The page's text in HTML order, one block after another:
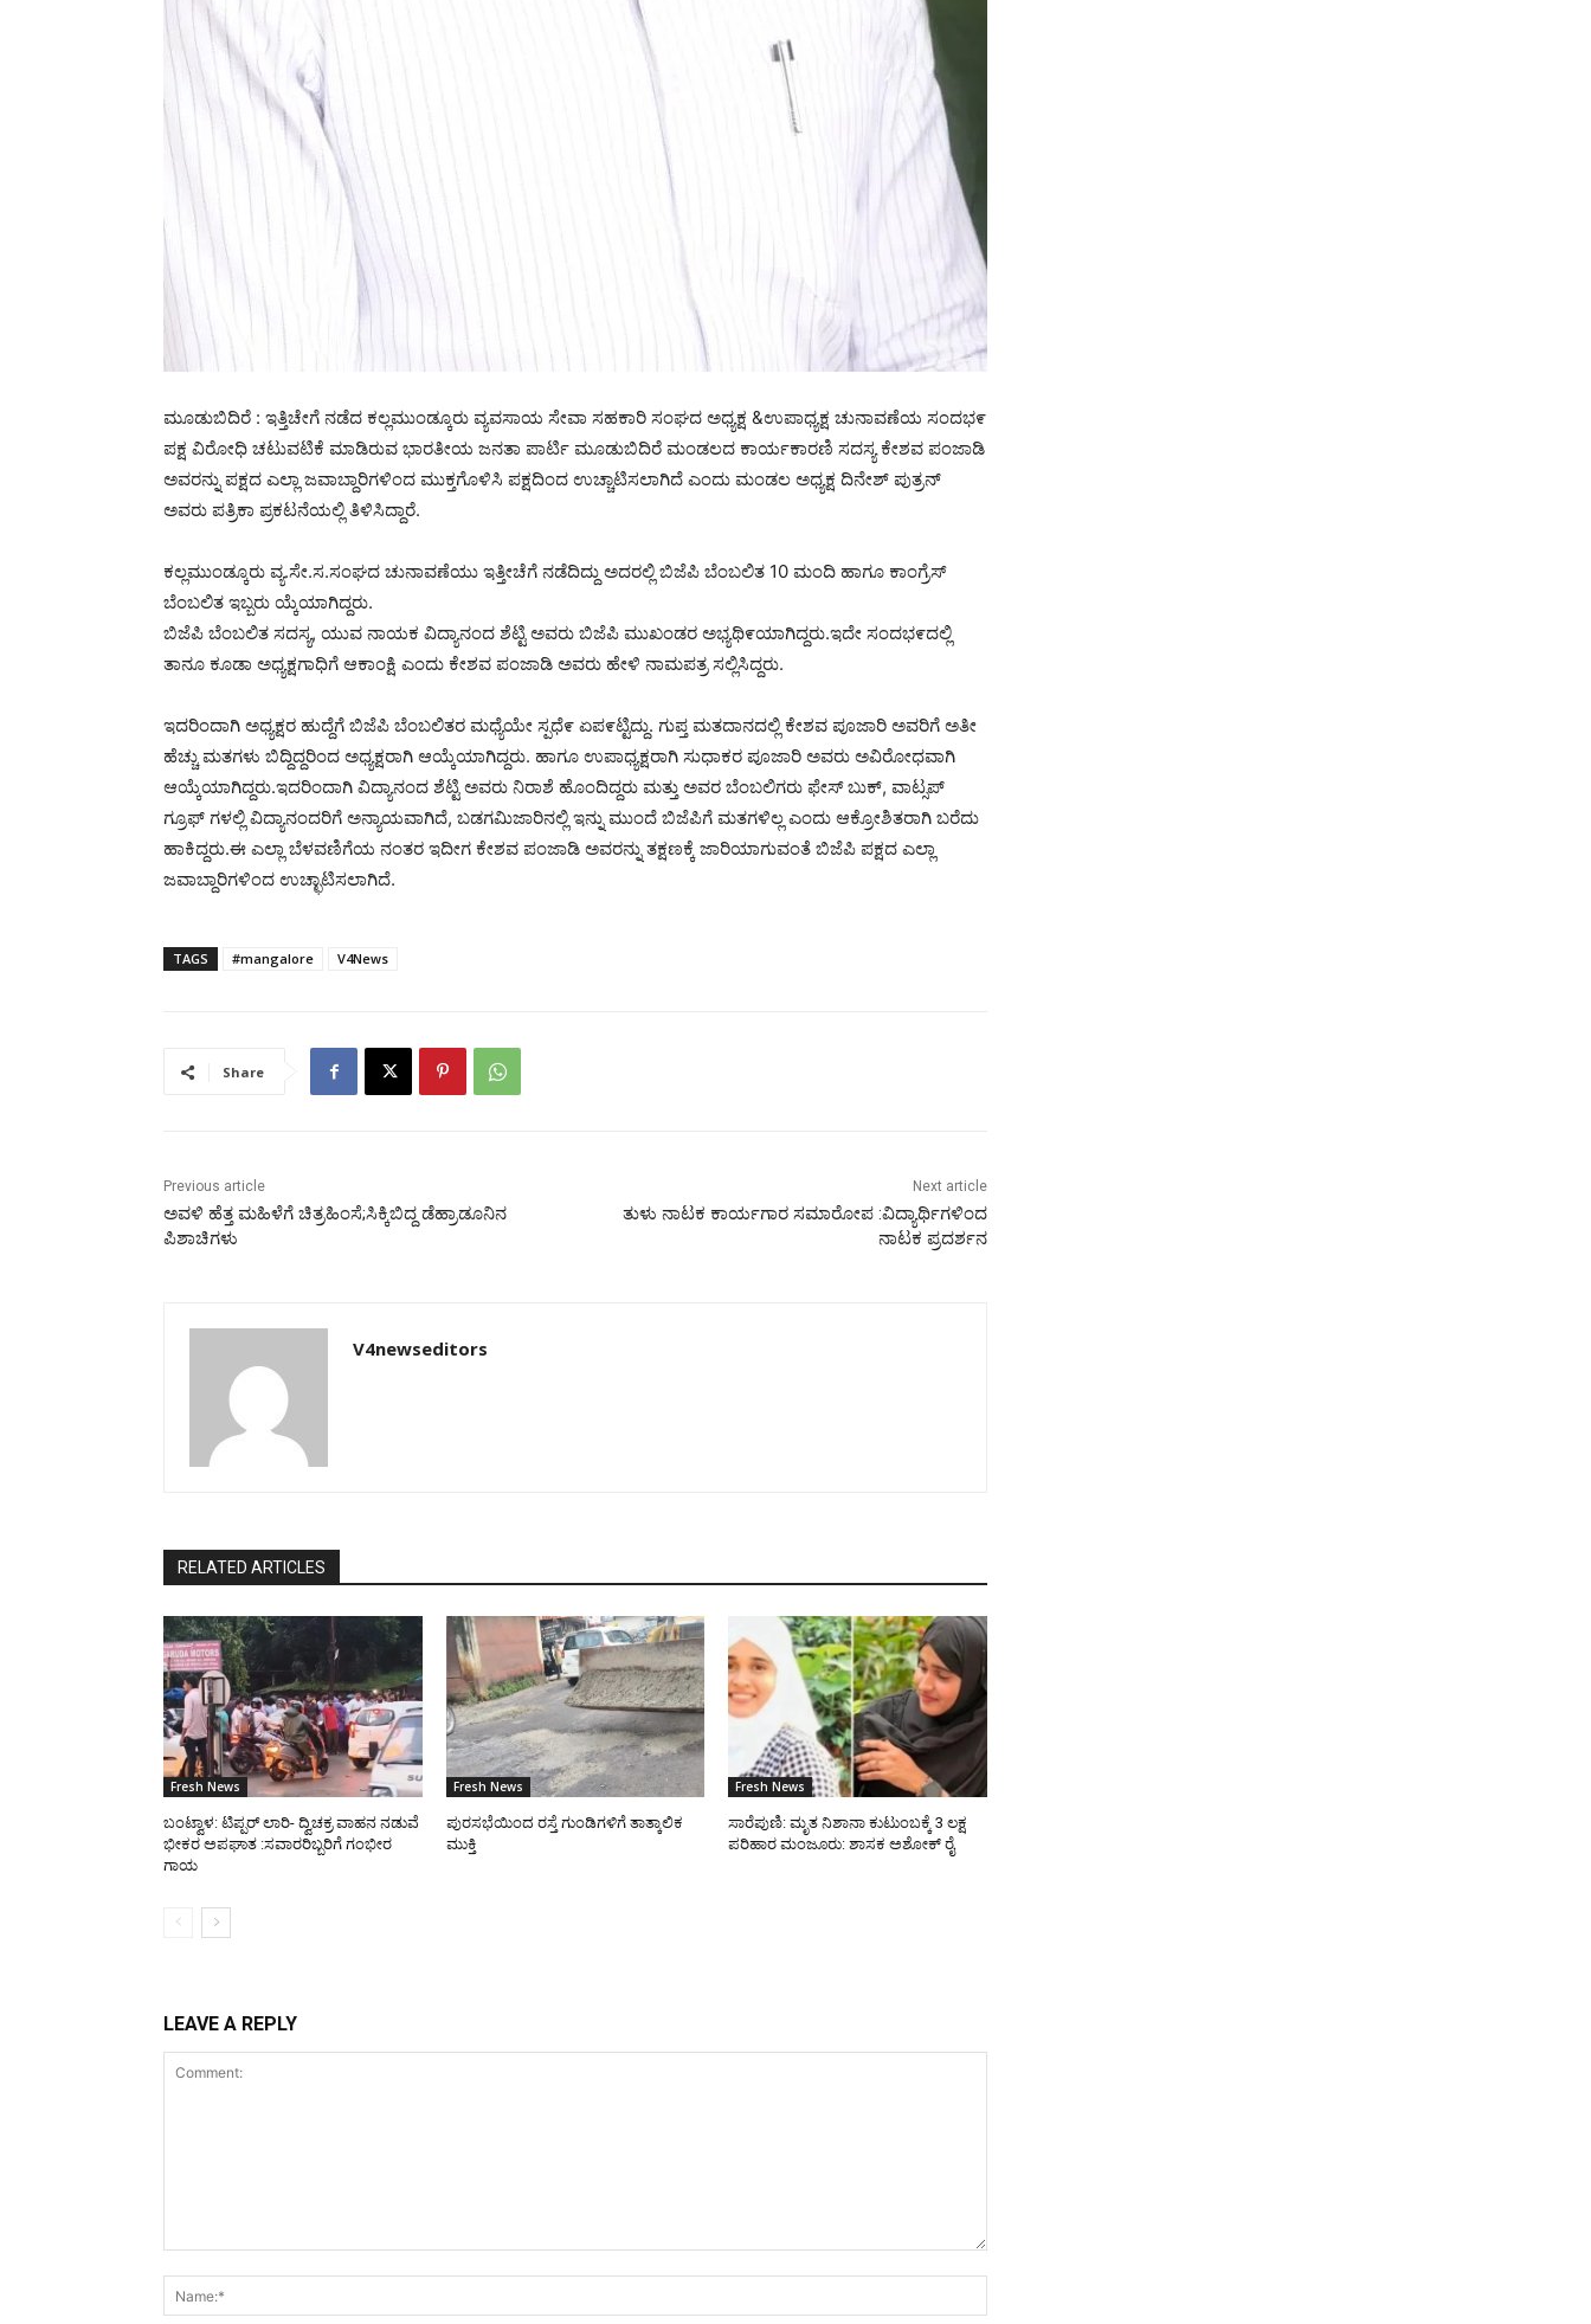
ಮೂಡುಬಿದಿರೆ : ಇತ್ತಿಚೇಗೆ ನಡೆದ ಕಲ್ಲಮುಂಡ್ಕೂರು ವ್ಯವಸಾಯ ಸೇವಾ ಸಹಕಾರಿ ಸಂಘದ ಅಧ್ಯಕ್ಷ &ಉಪಾಧ್ಯಕ್ಷ ಚುನಾವಣೆಯ ಸಂದಭ೯
ಪಕ್ಷ ವಿರೋಧಿ ಚಟುವಟಿಕೆ ಮಾಡಿರುವ ಭಾರತೀಯ ಜನತಾ ಪಾರ್ಟಿ ಮೂಡುಬಿದಿರೆ ಮಂಡಲದ ಕಾರ್ಯಕಾರಣಿ ಸದಸ್ಯ ಕೇಶವ ಪಂಜಾಡಿ
ಅವರನ್ನು ಪಕ್ಷದ ಎಲ್ಲಾ ಜವಾಬ್ದಾರಿಗಳಿಂದ ಮುಕ್ತಗೊಳಿಸಿ ಪಕ್ಷದಿಂದ ಉಚ್ಚಾಟಿಸಲಾಗಿದೆ ಎಂದು ಮಂಡಲ ಅಧ್ಯಕ್ಷ ದಿನೇಶ್ ಪುತ್ರನ್
ಅವರು ಪತ್ರಿಕಾ ಪ್ರಕಟನೆಯಲ್ಲಿ ತಿಳಿಸಿದ್ದಾರೆ.
ಕಲ್ಲಮುಂಡ್ಕೂರು ವ್ಯ‌.ಸೇ.ಸ.ಸಂಘದ ಚುನಾವಣೆಯು ಇತ್ತೀಚೆಗೆ ನಡೆದಿದ್ದು ಅದರಲ್ಲಿ ಬಿಜೆಪಿ ಬೆಂಬಲಿತ 10 ಮಂದಿ ಹಾಗೂ ಕಾಂಗ್ರೆಸ್
ಬೆಂಬಲಿತ ಇಬ್ಬರು ಯ್ಕೆಯಾಗಿದ್ದರು.
ಬಿಜೆಪಿ ಬೆಂಬಲಿತ ಸದಸ್ಯ, ಯುವ ನಾಯಕ ವಿದ್ಯಾನಂದ ಶೆಟ್ಟಿ ಅವರು ಬಿಜೆಪಿ ಮುಖಂಡರ ಅಭ್ಯಥಿ೯ಯಾಗಿದ್ದರು.ಇದೇ ಸಂದಭ೯ದಲ್ಲಿ
ತಾನೂ ಕೂಡಾ ಅಧ್ಯಕ್ಷಗಾಧಿಗೆ ಆಕಾಂಕ್ಷಿ ಎಂದು ಕೇಶವ ಪಂಜಾಡಿ ಅವರು ಹೇಳಿ ನಾಮಪತ್ರ ಸಲ್ಲಿಸಿದ್ದರು.
ಇದರಿಂದಾಗಿ ಅಧ್ಯಕ್ಷರ ಹುದ್ದೆಗೆ ಬಿಜೆಪಿ ಬೆಂಬಲಿತರ ಮಧ್ಯೆಯೇ ಸ್ಪಧೆ೯ ಏಪ೯ಟ್ಟಿದ್ದು. ಗುಪ್ತ ಮತದಾನದಲ್ಲಿ ಕೇಶವ ಪೂಜಾರಿ ಅವರಿಗೆ ಅತೀ
ಹೆಚ್ಚು ಮತಗಳು ಬಿದ್ದಿದ್ದರಿಂದ ಅಧ್ಯಕ್ಷರಾಗಿ ಆಯ್ಕೆಯಾಗಿದ್ದರು. ಹಾಗೂ ಉಪಾಧ್ಯಕ್ಷರಾಗಿ ಸುಧಾಕರ ಪೂಜಾರಿ ಅವರು ಅವಿರೋಧವಾಗಿ
ಆಯ್ಕೆಯಾಗಿದ್ದರು.ಇದರಿಂದಾಗಿ ವಿದ್ಯಾನಂದ ಶೆಟ್ಟಿ ಅವರು ನಿರಾಶೆ ಹೊಂದಿದ್ದರು ಮತ್ತು ಅವರ ಬೆಂಬಲಿಗರು ಫೇಸ್ ಬುಕ್, ವಾಟ್ಸಪ್
ಗ್ರೂಫ್ ಗಳಲ್ಲಿ ವಿದ್ಯಾನಂದರಿಗೆ ಅನ್ಯಾಯವಾಗಿದೆ, ಬಡಗಮಿಜಾರಿನಲ್ಲಿ ಇನ್ನು ಮುಂದೆ ಬಿಜೆಪಿಗೆ ಮತಗಳಿಲ್ಲ ಎಂದು ಆಕ್ರೋಶಿತರಾಗಿ ಬರೆದು
ಹಾಕಿದ್ದರು.ಈ ಎಲ್ಲಾ ಬೆಳವಣಿಗೆಯ ನಂತರ ಇದೀಗ ಕೇಶವ ಪಂಜಾಡಿ ಅವರನ್ನು ತಕ್ಷಣಕ್ಕೆ ಜಾರಿಯಾಗುವಂತೆ ಬಿಜೆಪಿ ಪಕ್ಷದ ಎಲ್ಲಾ
ಜವಾಬ್ದಾರಿಗಳಿಂದ ಉಚ್ಛಾಟಿಸಲಾಗಿದೆ.
TAGS #mangalore V4News
Share
Previous article
ಅವಳಿ ಹೆತ್ತ ಮಹಿಳೆಗೆ ಚಿತ್ರಹಿಂಸೆ;ಸಿಕ್ಕಿಬಿದ್ದ ಡೆಹ್ರಾಡೂನಿನ
ಪಿಶಾಚಿಗಳು
Next article
ತುಳು ನಾಟಕ ಕಾರ್ಯಗಾರ ಸಮಾರೋಪ :ವಿದ್ಯಾರ್ಥಿಗಳಿಂದ
ನಾಟಕ ಪ್ರದರ್ಶನ
V4newseditors
RELATED ARTICLES
Fresh News
ಬಂಟ್ವಾಳ: ಟಿಪ್ಪರ್ ಲಾರಿ- ದ್ವಿಚಕ್ರ ವಾಹನ ನಡುವೆ
ಭೀಕರ ಅಪಘಾತ :ಸವಾರರಿಬ್ಬರಿಗೆ ಗಂಭೀರ
ಗಾಯ
Fresh News
ಪುರಸಭೆಯಿಂದ ರಸ್ತೆ ಗುಂಡಿಗಳಿಗೆ ತಾತ್ಕಾಲಿಕ
ಮುಕ್ತಿ
Fresh News
ಸಾರೆಪುಣಿ: ಮೃತ ನಿಶಾನಾ ಕುಟುಂಬಕ್ಕೆ 3 ಲಕ್ಷ
ಪರಿಹಾರ ಮಂಜೂರು: ಶಾಸಕ ಅಶೋಕ್ ರೈ
LEAVE A REPLY